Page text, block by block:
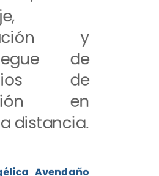
y
de
de
en
distancia.
Avendaño